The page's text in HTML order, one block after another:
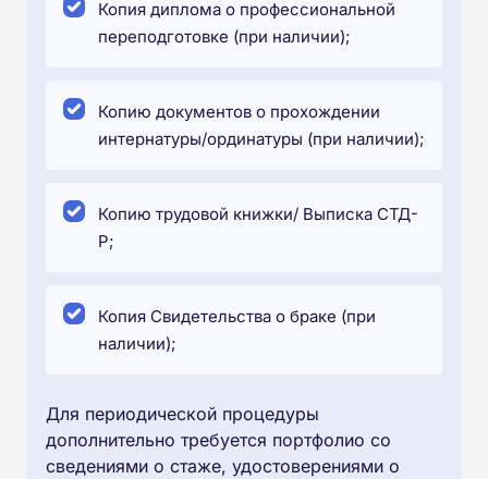
Копия диплома о профессиональной
переподготовке (при наличии);
Копию документов о прохождении
интернатуры/ординатуры (при наличии);
Копию трудовой книжки/ Выписка СТД-
Р;
Копия Свидетельства о браке (при
наличии);
Для периодической процедуры
дополнительно требуется портфолио со
сведениями о стаже, удостоверениями о